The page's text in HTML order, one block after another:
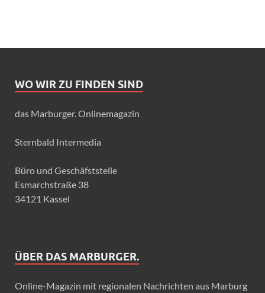
WO WIR ZU FINDEN SIND
das Marburger. Onlinemagazin
Sternbald Intermedia
Büro und Geschäfststelle
Esmarchstraße 38
34121 Kassel
ÜBER DAS MARBURGER.
Online-Magazin mit regionalen Nachrichten aus Marburg